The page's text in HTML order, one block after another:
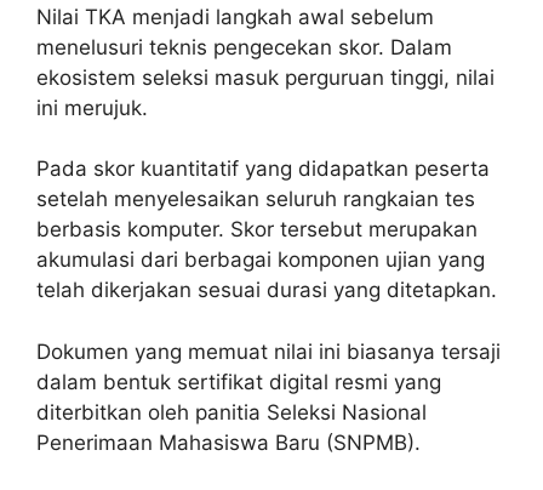
Nilai TKA menjadi langkah awal sebelum
menelusuri teknis pengecekan skor. Dalam
ekosistem seleksi masuk perguruan tinggi, nilai
ini merujuk.
Pada skor kuantitatif yang didapatkan peserta
setelah menyelesaikan seluruh rangkaian tes
berbasis komputer. Skor tersebut merupakan
akumulasi dari berbagai komponen ujian yang
telah dikerjakan sesuai durasi yang ditetapkan.
Dokumen yang memuat nilai ini biasanya tersaji
dalam bentuk sertifikat digital resmi yang
diterbitkan oleh panitia Seleksi Nasional
Penerimaan Mahasiswa Baru (SNPMB).